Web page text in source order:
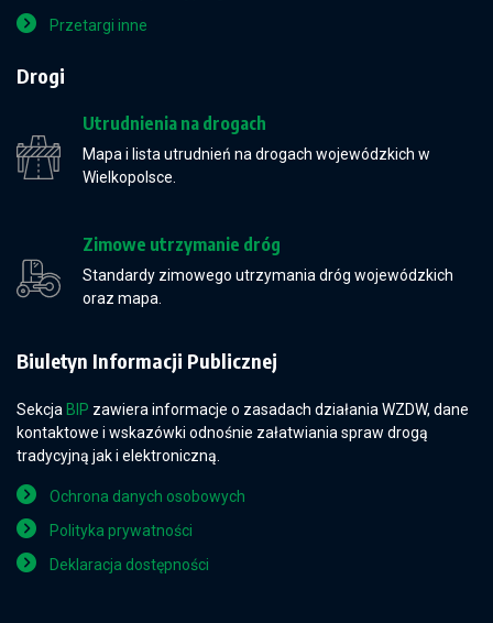
Przetargi inne
Drogi
Utrudnienia na drogach
Mapa i lista utrudnień na drogach wojewódzkich w
Wielkopolsce.
Zimowe utrzymanie dróg
Standardy zimowego utrzymania dróg wojewódzkich
oraz mapa.
Biuletyn Informacji Publicznej
Sekcja BIP zawiera informacje o zasadach działania WZDW, dane
kontaktowe i wskazówki odnośnie załatwiania spraw drogą
tradycyjną jak i elektroniczną.
Ochrona danych osobowych
Polityka prywatności
Deklaracja dostępności